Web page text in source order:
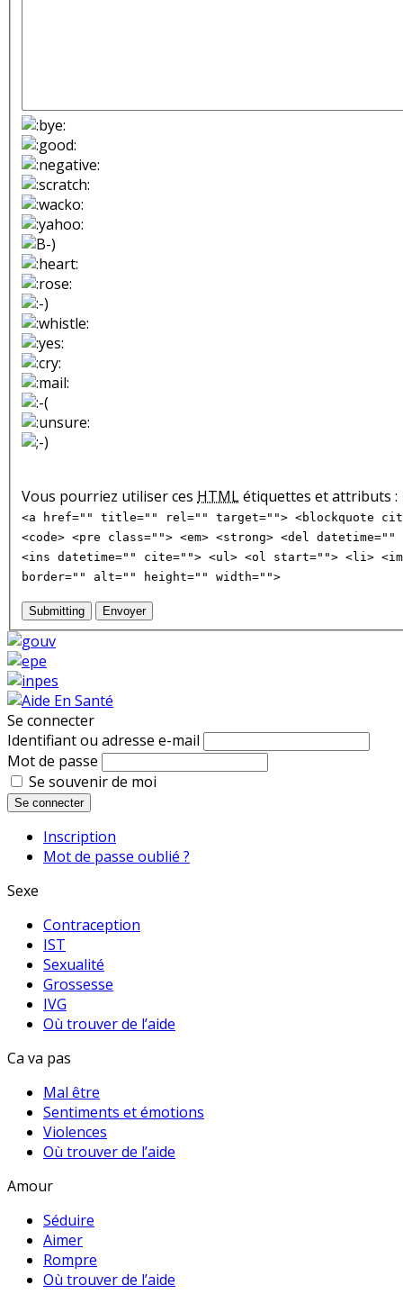
Vous pourriez utiliser ces HTMLétiquettes et attributs :
<a href="" title="" rel="" target=""> <blockquote
<code> <pre class=""> <em> <strong> <del
<ins datetime="" cite=""> <ul> <ol start=""> <li>
border="" alt="" height="" width="">
Submitting Envoyer
Se connecter
Identifiant ou adresse e-mail
Mot de passe
Se souvenir de moi
Se connecter
Inscription
Mot de passe oublié ?
Sexe
Contraception
IST
Sexualité
Grossesse
IVG
Où trouver de l’aide
Ca va pas
Mal être
Sentiments et émotions
Violences
Où trouver de l’aide
Amour
Séduire
Aimer
Rompre
Où trouver de l’aide